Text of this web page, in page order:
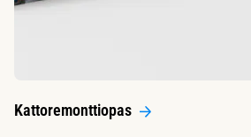
Kattoremonttiopas